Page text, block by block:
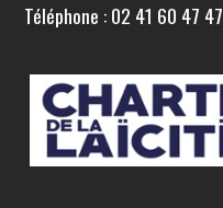
Téléphone : 02 41 60 47 47